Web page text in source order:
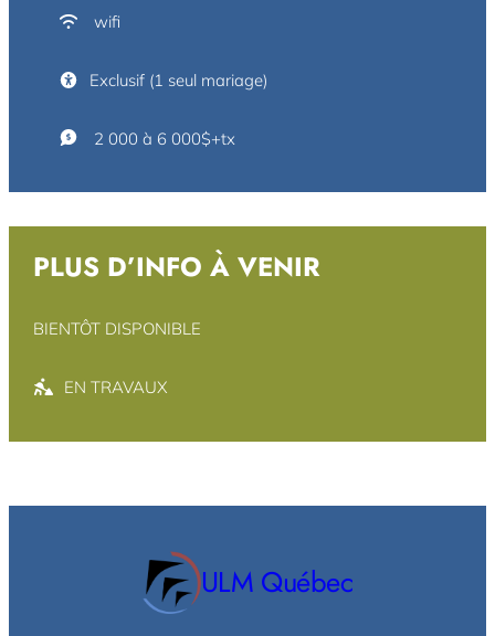
wifi
Exclusif (1 seul mariage)
2 000 à 6 000$+tx
PLUS D’INFO À VENIR
BIENTÔT DISPONIBLE
EN TRAVAUX
ULM Québec